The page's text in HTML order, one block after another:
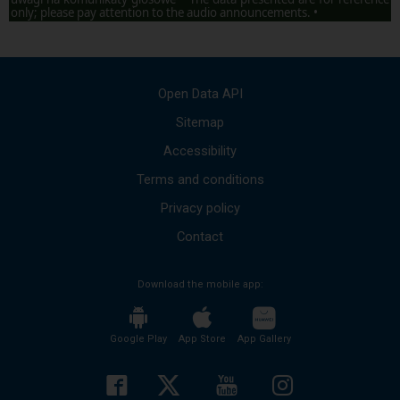
only; please pay attention to the audio announcements. •
Open Data API
Sitemap
Accessibility
Terms and conditions
Privacy policy
Contact
Download the mobile app:
Google Play App Store App Gallery
within
the